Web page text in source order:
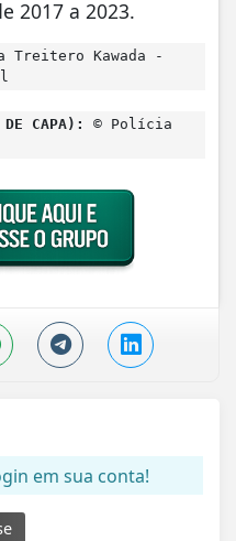
2017 a 2023.
Treitero Kawada -
DE CAPA):
© Polícia
em sua conta!